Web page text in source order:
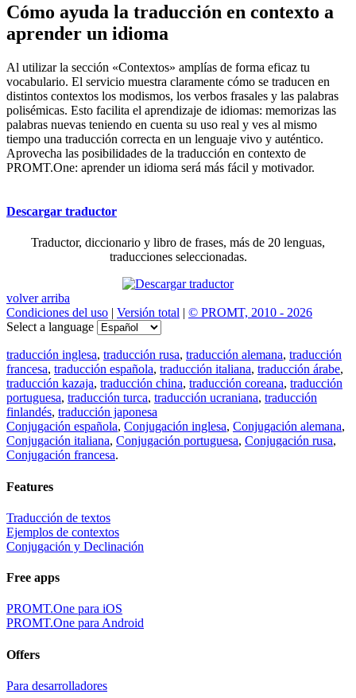
Cómo ayuda la traducción en contexto a
aprender un idioma
Al utilizar la sección «Contextos» amplías de forma eficaz tu
vocabulario. El servicio muestra claramente cómo se traducen en
distintos contextos los modismos, los verbos frasales y las palabras
polisémicas. Esto facilita el aprendizaje de idiomas: memorizas las
palabras nuevas teniendo en cuenta su uso real y ves al mismo
tiempo una traducción correcta en un lenguaje vivo y auténtico.
Aprovecha las posibilidades de la traducción en contexto de
PROMT.One: aprender un idioma será más fácil y motivador.
Descargar traductor
Traductor, diccionario y libro de frases, más de 20 lenguas,
traducciones seleccionadas.
volver arriba
Condiciones del uso | Versión total | © PROMT, 2010 - 2026
Select a language
traducción inglesa, traducción rusa, traducción alemana, traducción
francesa, traducción española, traducción italiana, traducción árabe,
traducción kazaja, traducción china, traducción coreana, traducción
portuguesa, traducción turca, traducción ucraniana, traducción
finlandés, traducción japonesa
Conjugación española, Conjugación inglesa, Conjugación alemana,
Conjugación italiana, Conjugación portuguesa, Conjugación rusa,
Conjugación francesa.
Features
Traducción de textos
Ejemplos de contextos
Conjugación y Declinación
Free apps
PROMT.One para iOS
PROMT.One para Android
Offers
Para desarrolladores